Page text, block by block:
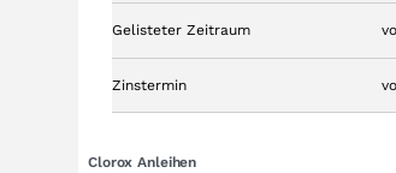
Gelisteter Zeitraum
Zinstermin
Clorox Anleihen